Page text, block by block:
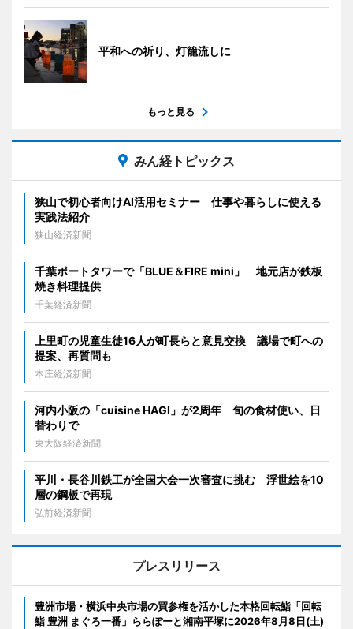
平和への祈り、灯籠流しに
もっと見る
みん経トピックス
狭山で初心者向けAI活用セミナー 仕事や暮らしに使える
実践法紹介
狭山経済新聞
千葉ポートタワーで「BLUE＆FIRE mini」 地元店が鉄板
焼き料理提供
千葉経済新聞
上里町の児童生徒16人が町長らと意見交換 議場で町への
提案、再質問も
本庄経済新聞
河内小阪の「cuisine HAGI」が2周年 旬の食材使い、日
替わりで
東大阪経済新聞
平川・長谷川鉄工が全国大会一次審査に挑む 浮世絵を10
層の鋼板で再現
弘前経済新聞
プレスリリース
豊洲市場・横浜中央市場の買参権を活かした本格回転鮨「回転
鮨 豊洲 まぐろ一番」ららぽーと湘南平塚に2026年8月8日(土)